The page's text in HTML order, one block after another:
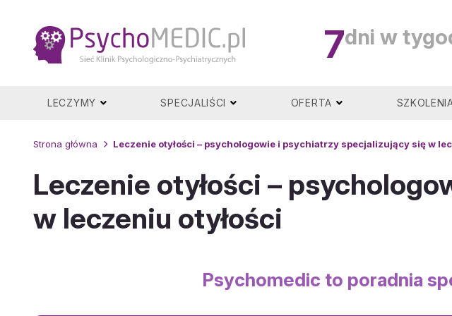
7dni w
LECZYMY SPECJALIŚCI OFERTA
Strona główna Leczenie otyłości – psychologowie i psychiatrzy specjalizujący się w
Leczenie otyłości –
w leczeniu otyłości
Psychomedic to poradnia